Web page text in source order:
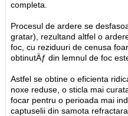
completa.
Procesul de ardere se
gratar), rezultand altfel o
foc, cu reziduuri de cenusa
obtinutÄƒ din lemnul de foc
Astfel se obtine o eficienta
noxe reduse, o sticla mai
focar pentru o perioada mai
captuselii din samota